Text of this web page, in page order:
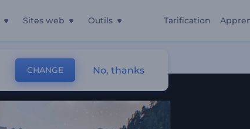
Sites web Outils Tarification
CHANGE No, thanks